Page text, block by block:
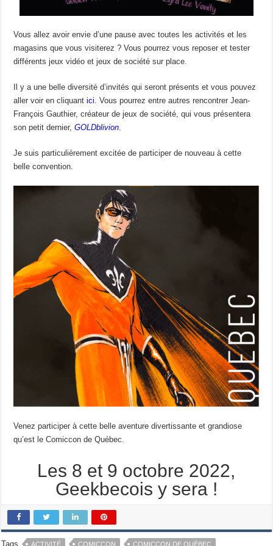
Vous allez avoir envie d’une pause avec toutes les activités et les
magasins que vous visiterez ? Vous pourrez vous reposer et tester
différents jeux vidéo et jeux de société sur place.
Il y a une belle diversité d’invités quiseront présents et vous pouvez
aller voir en cliquantici. Vous pourrez entre autres rencontrer Jean-
François Gauthier, créateur de jeux de société, qui vous présentera
son petit dernier,GOLDblivion.
Je suis particulièrement excitée de participer de nouveau à cette
belle convention.
Venez participer à cette belle aventure divertissante et grandiose
qu’est le Comiccon de Québec.
Les 8 et 9 octobre 2022,
Geekbecois y sera !
Tags ACTIVITÉ COMICCON
COMICCON DE QUÉBEC